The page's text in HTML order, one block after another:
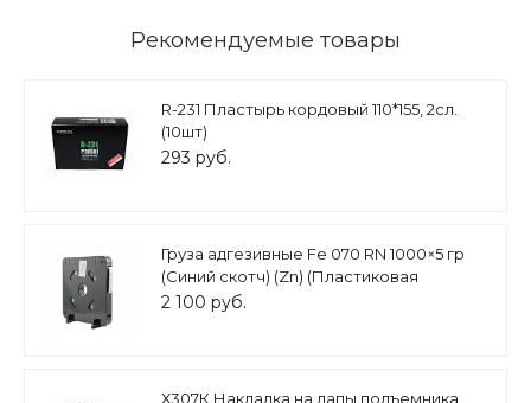
Рекомендуемые товары
R-231 Пластырь кордовый 110*155, 2сл.
(10шт)
293 руб.
Груза адгезивные Fe 070 RN 1000×5 гр
(Синий скотч) (Zn) (Пластиковая
кассета)
2 100 руб.
Х307К Накладка на лапы подъемника